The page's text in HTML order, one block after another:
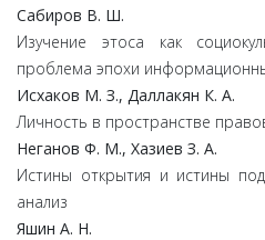
Сабиров В. Ш.
Изучение этоса как
проблема эпохи
Исхаков М. З., Даллакян К. А.
Личность в пространстве
Неганов Ф. М., Хазиев З. А.
Истины открытия и истины
анализ
Яшин А. Н.